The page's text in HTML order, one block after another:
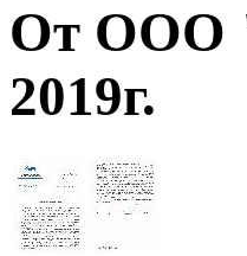
От ООО
2019г.